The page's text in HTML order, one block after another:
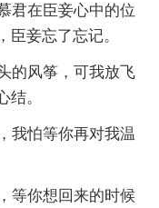
君在臣妾心中的位
臣妾忘了忘记。
的风筝，可我放飞
结。
我怕等你再对我温
等你想回来的时候